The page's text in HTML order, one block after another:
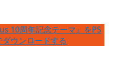
10周年記念テーマ』をPS
ウンロードする